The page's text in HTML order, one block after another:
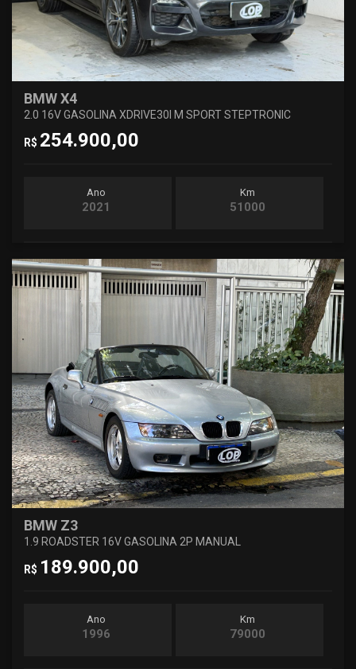
BMW X4
2.0 16V GASOLINA XDRIVE30I M SPORT STEPTRONIC
R$ 254.900,00
Ano
2021
Km
51000
BMW Z3
1.9 ROADSTER 16V GASOLINA 2P MANUAL
R$ 189.900,00
Ano
1996
Km
79000